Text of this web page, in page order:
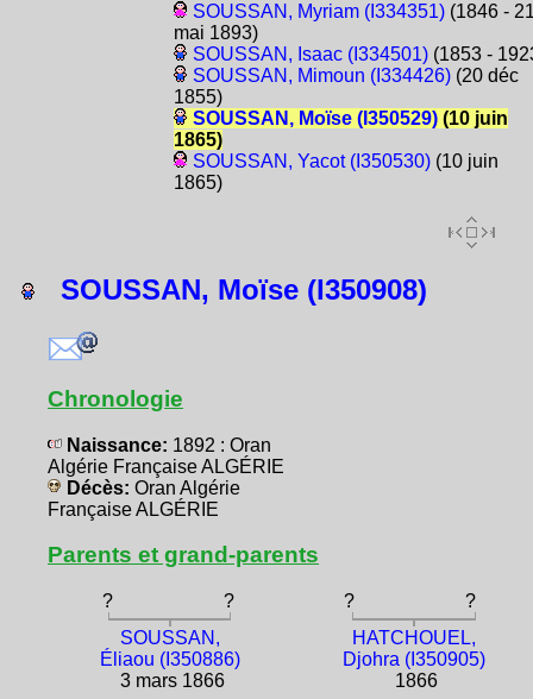
SOUSSAN, Myriam (I334351)(1846 -
mai 1893)
SOUSSAN, Isaac (I334501)(1853 -
SOUSSAN, Mimoun (I334426)(20 déc
1855)
SOUSSAN, Moïse (I350529)(10 juin
1865)
SOUSSAN, Yacot (I350530)(10 juin
1865)
SOUSSAN, Moïse (I350908)
Chronologie
Naissance: 1892 : Oran
Algérie Française ALGÉRIE
Décès: Oran Algérie
Française ALGÉRIE
Parents et grand-parents
? ? ?
?
SOUSSAN,
Éliaou (I350886)
3 mars 1866
HATCHOUEL,
Djohra (I350905)
1866